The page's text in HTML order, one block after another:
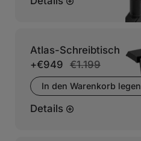
Atlas-Schreibtisch
+€949 €1.199
In den Warenkorb legen
Details